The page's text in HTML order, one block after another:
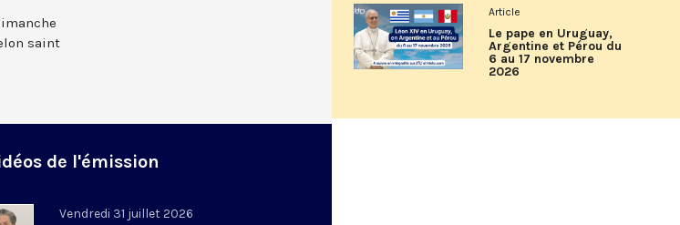
saint
de l'émission
Vendredi 31 juillet 2026
Article
Le pape en Uruguay,
Argentine et Pérou du
6 au 17 novembre
2026